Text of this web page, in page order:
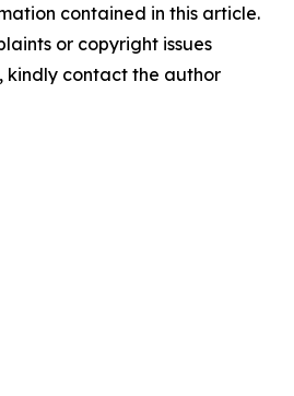
contained in this article.
or copyright issues
kindly contact the author